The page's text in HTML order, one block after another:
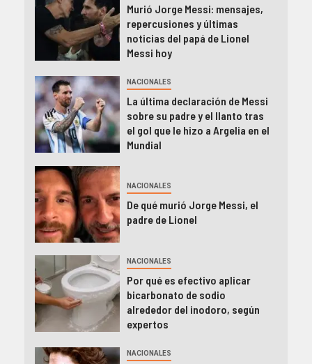
Murió Jorge Messi: mensajes,
repercusiones y últimas
noticias del papá de Lionel
Messi hoy
NACIONALES
La última declaración de Messi
sobre su padre y el llanto tras
el gol que le hizo a Argelia en el
Mundial
NACIONALES
De qué murió Jorge Messi, el
padre de Lionel
NACIONALES
Por qué es efectivo aplicar
bicarbonato de sodio
alrededor del inodoro, según
expertos
NACIONALES